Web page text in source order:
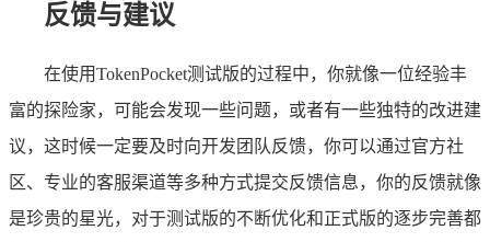
反馈与建议
在使用TokenPocket测试版的过程中，你就像一位经验丰
富的探险家，可能会发现一些问题，或者有一些独特的改进建
议，这时候一定要及时向开发团队反馈，你可以通过官方社
区、专业的客服渠道等多种方式提交反馈信息，你的反馈就像
是珍贵的星光，对于测试版的不断优化和正式版的逐步完善都